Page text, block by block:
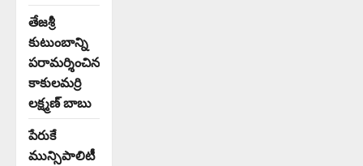
తేజశ్రీ
కుటుంబాన్ని
పరామర్శించిన
కాకులమర్రి
లక్ష్మణ్ బాబు
పేరుకే
మున్సిపాలిటీ